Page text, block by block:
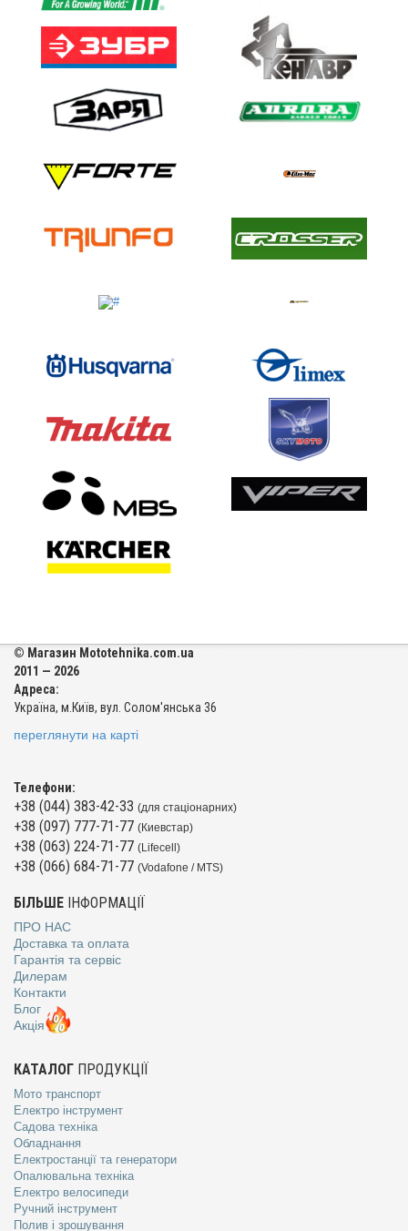
© Магазин Mototehnika.com.ua
2011 — 2026
Адреса:
Україна, м.Київ, вул. Солом'янська 36
переглянути на карті
Телефони:
+38 (044) 383-42-33 (для стаціонарних)
+38 (097) 777-71-77 (Киевстар)
+38 (063) 224-71-77 (Lifecell)
+38 (066) 684-71-77 (Vodafone / MTS)
БІЛЬШЕ ІНФОРМАЦІЇ
ПРО НАС
Доставка та оплата
Гарантія та сервіс
Дилерам
Контакти
Блог
Акція
КАТАЛОГ ПРОДУКЦІЇ
Мото транспорт
Електро інструмент
Садова техніка
Обладнання
Електростанції та генератори
Опалювальна техніка
Електро велосипеди
Ручний інструмент
Полив і зрошування